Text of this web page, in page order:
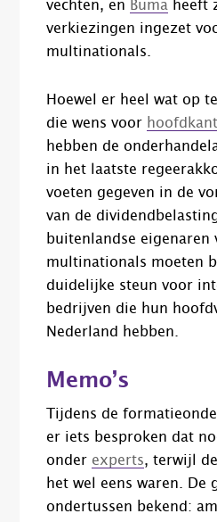
vechten, en Buma heeft
verkiezingen ingezet
multinationals.
Hoewel er heel wat op
die wens voor
hebben de
in het laatste
voeten gegeven in de
van de
buitenlandse eigenaren
multinationals moeten
duidelijke steun voor
bedrijven die hun
Nederland hebben.
Memo’s
Tijdens de
er iets besproken dat
onder experts, terwijl
het wel eens waren. De
ondertussen bekend: